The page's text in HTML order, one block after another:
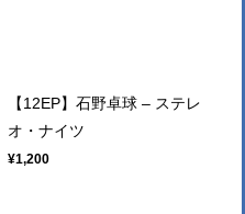
【12EP】石野卓球 – ステレ
オ・ナイツ
¥1,200